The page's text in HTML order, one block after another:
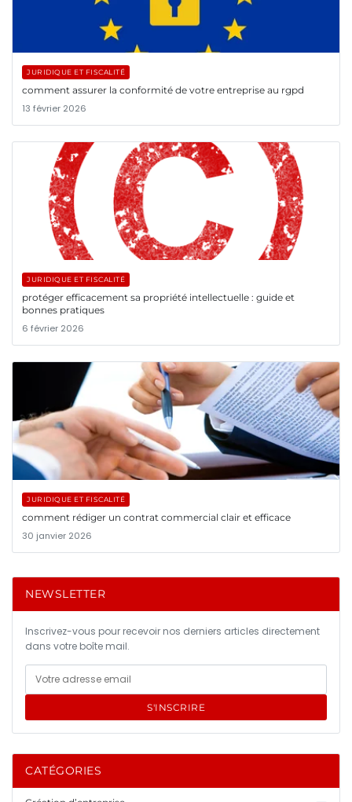
JURIDIQUE ET FISCALITÉ
comment assurer la conformité de votre entreprise au rgpd
13 février 2026
JURIDIQUE ET FISCALITÉ
protéger efficacement sa propriété intellectuelle : guide et
bonnes pratiques
6 février 2026
JURIDIQUE ET FISCALITÉ
comment rédiger un contrat commercial clair et efficace
30 janvier 2026
NEWSLETTER
Inscrivez-vous pour recevoir nos derniers articles directement
dans votre boîte mail.
S'INSCRIRE
CATÉGORIES